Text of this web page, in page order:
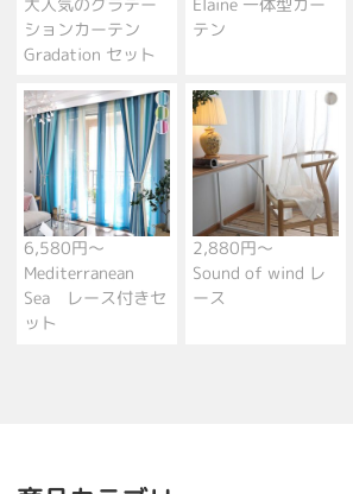
ションカーテン
Gradation セット
テン
6,580円～
Mediterranean
Sea レース付きセ
ット
2,880円～
Sound of wind レ
ース